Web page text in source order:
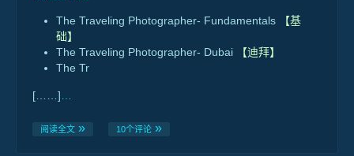
The Traveling Photographer- Fundamentals
【基
础】
The Traveling Photographer- Dubai
【迪拜】
The Tr
[……]
阅读全文 10个评论